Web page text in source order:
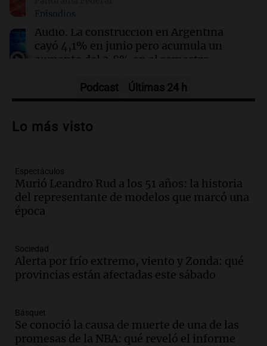
opera en la Triple Frontera
Episodios
Audio. La construcción en Argentina
cayó 4,1% en junio pero acumula un
aumento del 2,8% en el semestre
Audio.La inflación en Buenos Aires se
datos preliminares
Audio.
La justicia niega pedido de
Facundo Moyano para levantar
perimetral sobre Candela Arizaga
Panorama Federal
Audio.
acelera al 2,9% en julio y anticipa datos
oficiales
Audio.San Miguel de Tucumán: 433
luminarias públicas destruidas en 14
Podcast Últimas 24 h
Lo más visto
Espectáculos
Murió Leandro Rud a los 51 años: la historia
del representante de modelos que marcó una
época
Sociedad
Alerta por frío extremo, viento y Zonda: qué
provincias están afectadas este sábado
Básquet
Se conoció la causa de muerte de una de las
promesas de la NBA: qué reveló el informe